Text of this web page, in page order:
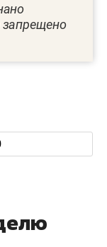
запрещено